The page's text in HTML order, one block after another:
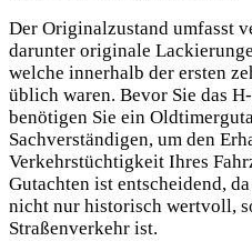
Der Originalzustand umfasst
darunter originale
welche innerhalb der ersten
üblich waren. Bevor Sie das
benötigen Sie ein
Sachverständigen, um den
Verkehrstüchtigkeit Ihres
Gutachten ist entscheidend,
nicht nur historisch wertvoll,
Straßenverkehr ist.